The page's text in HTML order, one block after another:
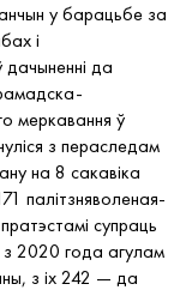
у барацьбе за
і
дачыненні да
меркавання ў
з пераследам
на 8 сакавіка
палітзняволеная-
супраць
з 2020 года агулам
з іх 242 — да